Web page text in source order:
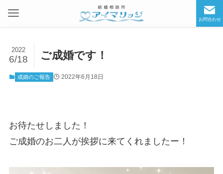
お問合わせ
ご成婚です！
2022
6/18
成婚のご報告 2022年6月18日
お待たせしました！
ご成婚のお二人が挨拶に来てくれましたー！